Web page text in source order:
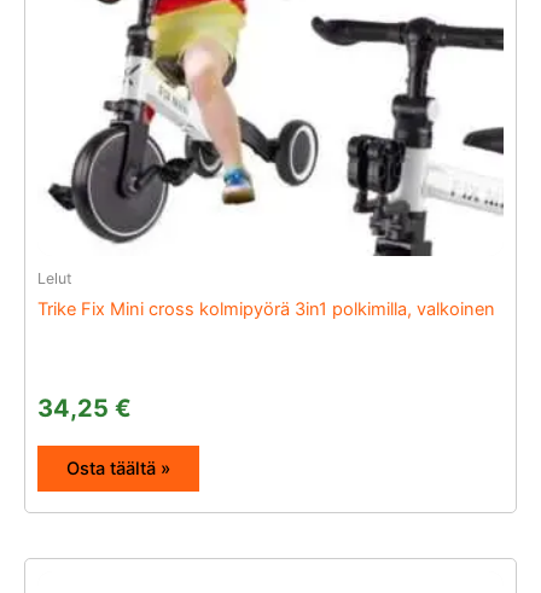
Lelut
Trike Fix Mini cross kolmipyörä 3in1 polkimilla, valkoinen
34,25 €
Osta täältä »